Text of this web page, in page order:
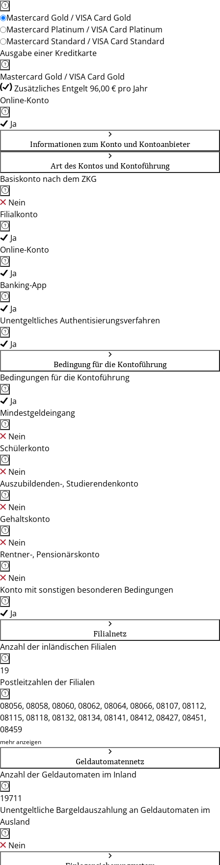
Mastercard Gold / VISA Card Gold
Mastercard Platinum / VISA Card Platinum
Mastercard Standard / VISA Card Standard
Ausgabe einer Kreditkarte
Mastercard Gold / VISA Card Gold
Zusätzliches Entgelt 96,00 € pro Jahr
Online-Konto
Ja
Informationen zum Konto und Kontoanbieter
Art des Kontos und Kontoführung
Basiskonto nach dem ZKG
Nein
Filialkonto
Ja
Online-Konto
Ja
Banking-App
Ja
Unentgeltliches Authentisierungsverfahren
Ja
Bedingung für die Kontoführung
Bedingungen für die Kontoführung
Ja
Mindestgeldeingang
Nein
Schülerkonto
Nein
Auszubildenden-, Studierendenkonto
Nein
Gehaltskonto
Nein
Rentner-, Pensionärskonto
Nein
Konto mit sonstigen besonderen Bedingungen
Ja
Filialnetz
Anzahl der inländischen Filialen
19
Postleitzahlen der Filialen
08056, 08058, 08060, 08062, 08064, 08066, 08107, 08112,
08115, 08118, 08132, 08134, 08141, 08412, 08427, 08451,
08459
mehr anzeigen
Geldautomatennetz
Anzahl der Geldautomaten im Inland
19711
Unentgeltliche Bargeldauszahlung an Geldautomaten im
Ausland
Nein